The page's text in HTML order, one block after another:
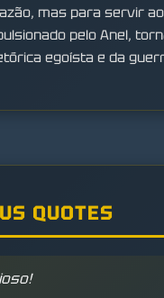
mas para servir
pelo Anel,
egoísta e da
QUOTES